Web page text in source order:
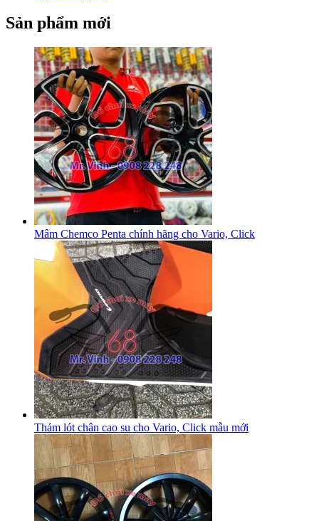
Sản phẩm mới
Mâm Chemco Penta chính hãng cho Vario, Click
Thảm lót chân cao su cho Vario, Click mẫu mới